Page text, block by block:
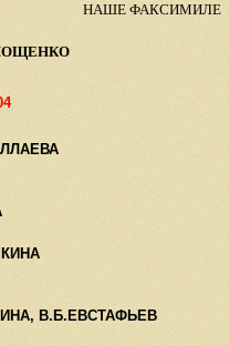
НАШЕ ФАКСИМИЛЕ
В.Б.ЕВСТАФЬЕВ